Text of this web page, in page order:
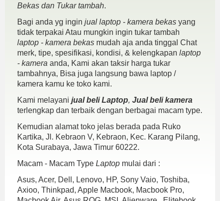
Bekas dan Tukar tambah.
Bagi anda yg ingin jual laptop - kamera bekas yang
tidak terpakai Atau mungkin ingin tukar tambah
laptop - kamera bekas mudah aja anda tinggal Chat
merk, tipe, spesifikasi, kondisi, & kelengkapan laptop
- kamera anda, Kami akan taksir harga tukar
tambahnya, Bisa juga langsung bawa laptop /
kamera kamu ke toko kami.
Kami melayani jual beli Laptop, Jual beli kamera
terlengkap dan terbaik dengan berbagai macam type.
Kemudian alamat toko jelas berada pada Ruko
Kartika, Jl. Kebraon V, Kebraon, Kec. Karang Pilang,
Kota Surabaya, Jawa Timur 60222.
Macam - Macam Type Laptop mulai dari :
Asus, Acer, Dell, Lenovo, HP, Sony Vaio, Toshiba,
Axioo, Thinkpad, Apple Macbook, Macbook Pro,